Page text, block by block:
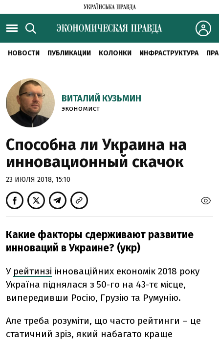
НОВОСТИ ПУБЛИКАЦИИ КОЛОНКИ ИНФРАСТРУКТУРА
ВИТАЛИЙ КУЗЬМИН
экономист
Способна ли Украина на
инновационный скачок
23 ИЮЛЯ 2018, 15:10
Какие факторы сдерживают развитие
инноваций в Украине? (укр)
У рейтинзі інноваційних економік 2018 року
Україна піднялася з 50-го на 43-тє місце,
випередивши Росію, Грузію та Румунію.
Але треба розуміти, що часто рейтинги – це
статичний зріз, який набагато краще